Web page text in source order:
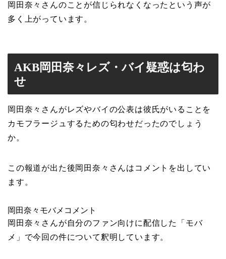
岡田奈々さんのことが信じられなくなったという声が
多く上がっています。
AKB岡田奈々レズ・バイ疑惑は匂わ
せ
岡田奈々さんがレズやバイの公表は彼氏がいることを
カモフラージュするための匂わせだったのでしょう
か。
この報道が出た後岡田奈々さんはコメントを出してい
ます。
岡田奈々モバメコメント
岡田奈々さんが自分のファン向けに配信した「モバ
メ」で今回の件について釈明しています。